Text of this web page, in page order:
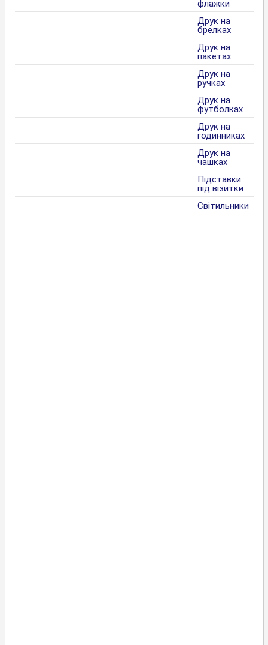
флажки
Друк на
брелках
Друк на
пакетах
Друк на
ручках
Друк на
футболках
Друк на
годинниках
Друк на
чашках
Підставки
під візитки
Світильники